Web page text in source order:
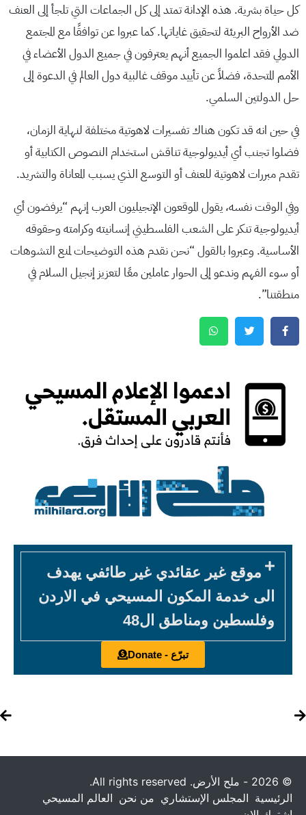
كل حياة بشرية. هذه الإدانة تمتد إلى كل الجماعات التي تلجأ إلى العنف
ضد الأرواح البريئة لتحقيق غاياتها. كما عبروا عن توافقًا مع المجتمع
الدولي فقد اعلموا الجميع أنهم يعترفون في جميع الدول الأعضاء في
الأمم المتحدة، فضلاً عن تأييد موقف غالبية دول العالم في الدعوة إلى
حل الدولتين السلمي.
في حين انه قد تكون هناك تفسيرات لاهوتية مختلفة لنهاية الزمان،
فضلوا تجنب أي أيديولوجية تناقش استخدام النصوص الكتابية أو
تقدم مبررات لاهوتية للعنف أو التوسع الذي يسبب المعاناة والتشريد.
وفي الوقت نفسه، يقول الموقعون الإنجيليون العرب إنهم “يرفضون أي
أيديولوجية تنكر على الشعب الفلسطيني إنسانيته وكرامته وحقوقه
الأساسية. وعبروا بالقول “نحن نقدم هذه التوضيحات لمنع التشوهات
أو سوء الفهم وندعو إلى الحوار عاملين معًا لتعزيز إنجيل السلام في
منطقتنا”.
موقع غير عقائدي غير طائفي يهدف
الى خدمة المكون المسيحي في الاردن
وفلسطين ومناطق ال48
تبرّع - Donate
© 2026 - ملح الأرض. All rights reserved.
الرئيسية المجلس الإستشاري من نحن العالم المسيحي